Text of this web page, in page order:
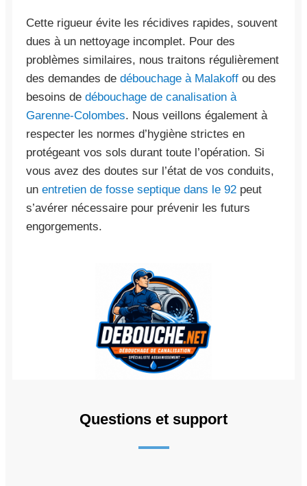
Cette rigueur évite les récidives rapides, souvent
dues à un nettoyage incomplet. Pour des
problèmes similaires, nous traitons régulièrement
des demandes de débouchage à Malakoff ou des
besoins de débouchage de canalisation à
Garenne-Colombes. Nous veillons également à
respecter les normes d’hygiène strictes en
protégeant vos sols durant toute l’opération. Si
vous avez des doutes sur l’état de vos conduits,
un entretien de fosse septique dans le 92 peut
s’avérer nécessaire pour prévenir les futurs
engorgements.
Questions et support